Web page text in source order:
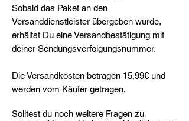
Sobald das Paket an den
Versanddienstleister übergeben wurde,
erhältst Du eine Versandbestätigung mit
deiner Sendungsverfolgungsnummer.
Die Versandkosten betragen 15,99€ und
werden vom Käufer getragen.
Solltest du noch weitere Fragen zu